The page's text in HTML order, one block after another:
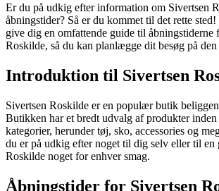
Er du på udkig efter information om Sivertsen
åbningstider? Så er du kommet til det rette
give dig en omfattende guide til åbningstiderne
Roskilde, så du kan planlægge dit besøg på
Introduktion til Sivertsen
Sivertsen Roskilde er en populær butik
Butikken har et bredt udvalg af produkter
kategorier, herunder tøj, sko, accessories og
du er på udkig efter noget til dig selv eller til en
Roskilde noget for enhver smag.
Åbningstider for Sivertsen